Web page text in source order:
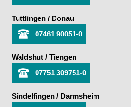
Tuttlingen / Donau
07461 90051-0
Waldshut / Tiengen
07751 309751-0
Sindelfingen / Darmsheim